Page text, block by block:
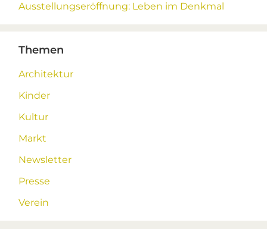
Ausstellungseröffnung: Leben im Denkmal
Themen
Architektur
Kinder
Kultur
Markt
Newsletter
Presse
Verein